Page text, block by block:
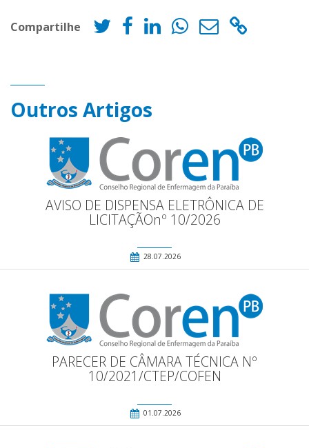
Compartilhe
Outros Artigos
AVISO DE DISPENSA ELETRÔNICA DE
LICITAÇÃOnº 10/2026
28.07.2026
PARECER DE CÂMARA TÉCNICA Nº
10/2021/CTEP/COFEN
01.07.2026